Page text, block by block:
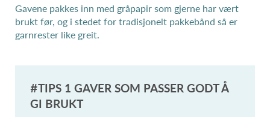
Gavene pakkes inn med gråpapir som gjerne har vært
brukt før, og i stedet for tradisjonelt pakkebånd så er
garnrester like greit.
#TIPS 1 GAVER SOM PASSER GODT Å
GI BRUKT